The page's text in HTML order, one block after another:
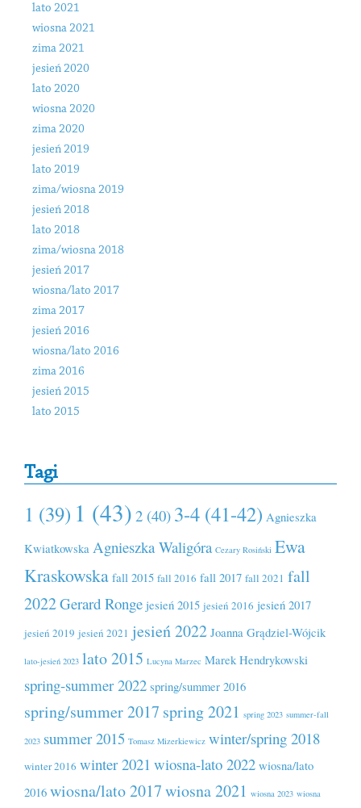
lato 2021
wiosna 2021
zima 2021
jesień 2020
lato 2020
wiosna 2020
zima 2020
jesień 2019
lato 2019
zima/wiosna 2019
jesień 2018
lato 2018
zima/wiosna 2018
jesień 2017
wiosna/lato 2017
zima 2017
jesień 2016
wiosna/lato 2016
zima 2016
jesień 2015
lato 2015
Tagi
1 (39) 1 (43) 2 (40) 3-4 (41-42) Agnieszka
Kwiatkowska Agnieszka Waligóra Cezary Rosiński Ewa
Kraskowska fall 2015 fall 2016 fall 2017 fall 2021 fall
2022Gerard Ronge jesień 2015 jesień 2016 jesień 2017
jesień 2019 jesień 2021 jesień 2022 Joanna Grądziel-Wójcik
lato-jesień 2023 lato 2015 Lucyna Marzec Marek Hendrykowski
spring-summer 2022 spring/summer 2016
spring/summer 2017 spring 2021 spring 2023 summer-fall
2023 summer 2015 Tomasz Mizerkiewicz winter/spring 2018
winter 2016 winter 2021 wiosna-lato 2022 wiosna/lato
2016 wiosna/lato 2017wiosna 2021 wiosna 2023 wiosna